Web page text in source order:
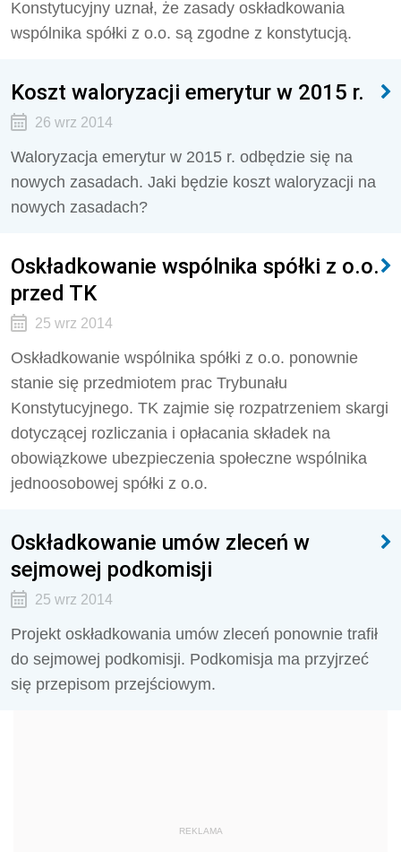
Konstytucyjny uznał, że zasady oskładkowania
wspólnika spółki z o.o. są zgodne z konstytucją.
Koszt waloryzacji emerytur w 2015 r.
26 wrz 2014
Waloryzacja emerytur w 2015 r. odbędzie się na
nowych zasadach. Jaki będzie koszt waloryzacji na
nowych zasadach?
Oskładkowanie wspólnika spółki z o.o.
przed TK
25 wrz 2014
Oskładkowanie wspólnika spółki z o.o. ponownie
stanie się przedmiotem prac Trybunału
Konstytucyjnego. TK zajmie się rozpatrzeniem skargi
dotyczącej rozliczania i opłacania składek na
obowiązkowe ubezpieczenia społeczne wspólnika
jednoosobowej spółki z o.o.
Oskładkowanie umów zleceń w
sejmowej podkomisji
25 wrz 2014
Projekt oskładkowania umów zleceń ponownie trafił
do sejmowej podkomisji. Podkomisja ma przyjrzeć
się przepisom przejściowym.
REKLAMA